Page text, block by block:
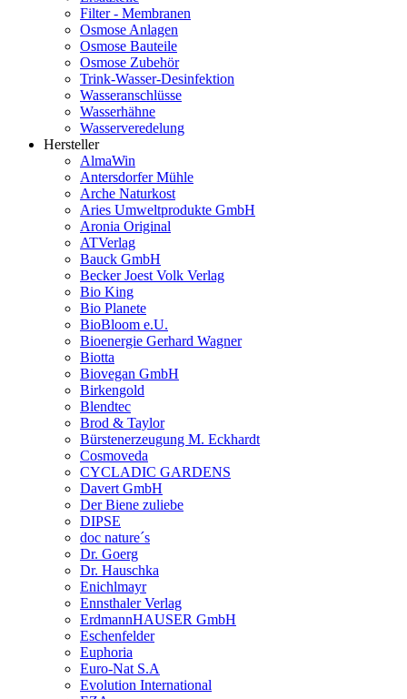
Filter - Membranen
Osmose Anlagen
Osmose Bauteile
Osmose Zubehör
Trink-Wasser-Desinfektion
Wasseranschlüsse
Wasserhähne
Wasserveredelung
Hersteller
AlmaWin
Antersdorfer Mühle
Arche Naturkost
Aries Umweltprodukte GmbH
Aronia Original
ATVerlag
Bauck GmbH
Becker Joest Volk Verlag
Bio King
Bio Planete
BioBloom e.U.
Bioenergie Gerhard Wagner
Biotta
Biovegan GmbH
Birkengold
Blendtec
Brod & Taylor
Bürstenerzeugung M. Eckhardt
Cosmoveda
CYCLADIC GARDENS
Davert GmbH
Der Biene zuliebe
DIPSE
doc nature´s
Dr. Goerg
Dr. Hauschka
Enichlmayr
Ennsthaler Verlag
ErdmannHAUSER GmbH
Eschenfelder
Euphoria
Euro-Nat S.A
Evolution International